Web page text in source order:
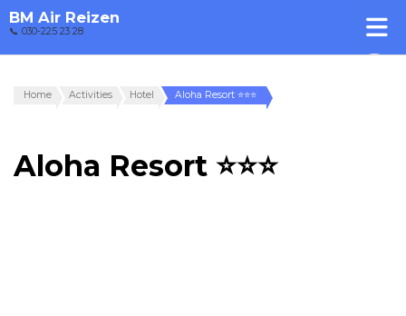
BM Air Reizen
📞 030-225 23 28
Home Activities Hotel Aloha Resort ⭐⭐⭐
Aloha Resort ⭐⭐⭐